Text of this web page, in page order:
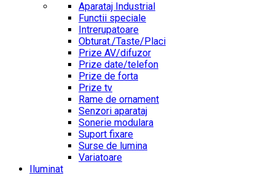
Aparataj Industrial
Functii speciale
Intrerupatoare
Obturat./Taste/Placi
Prize AV/difuzor
Prize date/telefon
Prize de forta
Prize tv
Rame de ornament
Senzori aparataj
Sonerie modulara
Suport fixare
Surse de lumina
Variatoare
Iluminat